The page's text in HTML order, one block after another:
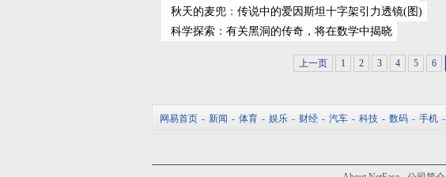
秋天的麦兜 ： 传说中的爱因斯坦十字架引力透镜(图)
科学探索 ： 有关黑洞的传奇，将在数学中揭晓
上一页 1 2 3 4 5 6
网易首页 - 新闻 - 体育 - 娱乐 - 财经 - 汽车 - 科技 - 数码 - 手机 -